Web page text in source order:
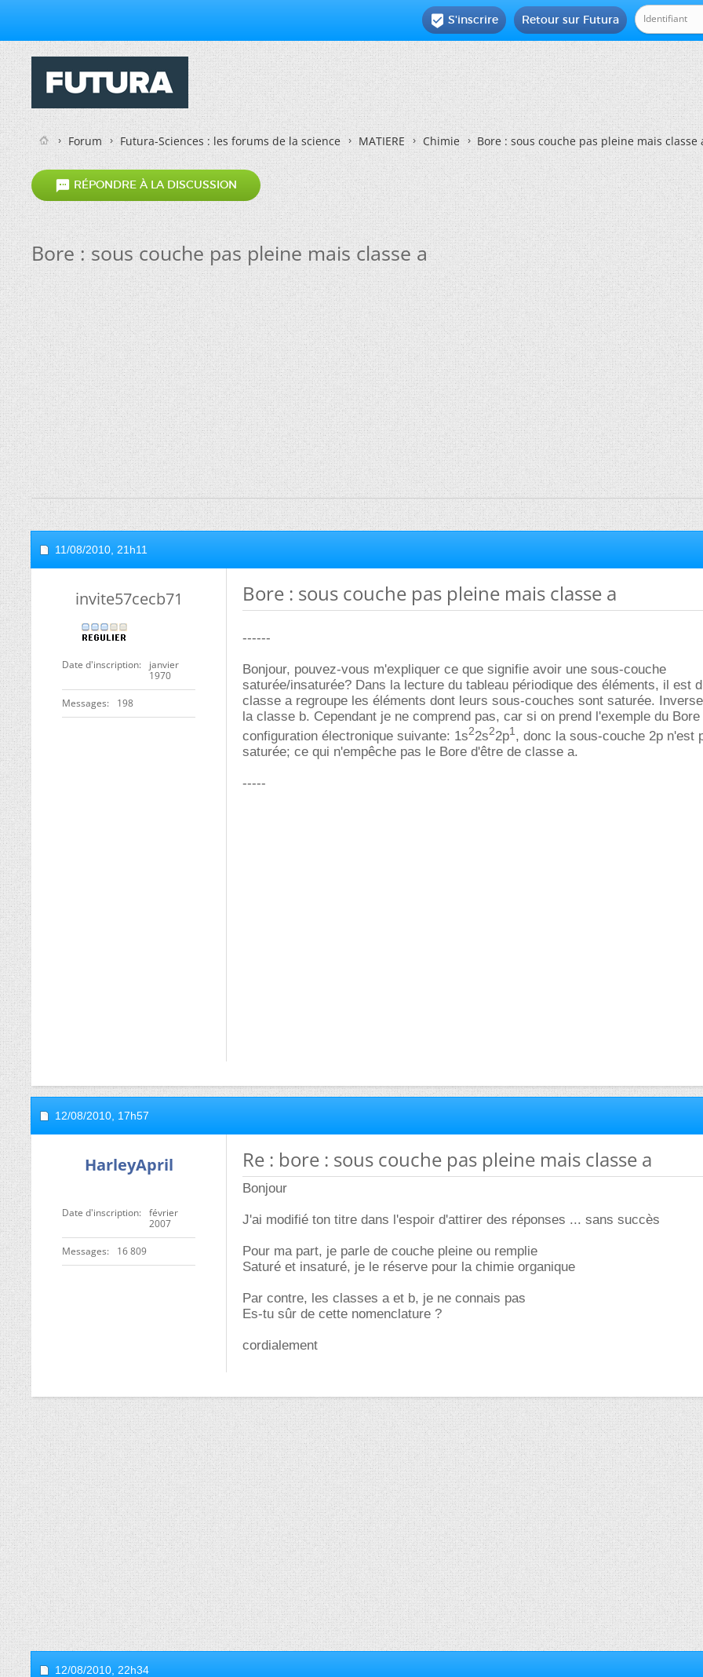
Retour sur Futura
 S'inscrire
Forum Futura-Sciences : les forums de la science MATIERE Chimie Bore : sous couche pas pleine mais classe
 RÉPONDRE À LA DISCUSSION
Bore : sous couche pas pleine mais classe a
11/08/2010, 21h11
invite57cecb71
Date d'inscription
janvier
1970
Messages 198
Bore : sous couche pas pleine mais classe a
------
Bonjour, pouvez-vous m'expliquer ce que signifie avoir une sous-couche
saturée/insaturée? Dans la lecture du tableau périodique des éléments, il est
classe a regroupe les éléments dont leurs sous-couches sont saturée.
la classe b. Cependant je ne comprend pas, car si on prend l'exemple du
configuration électronique suivante: 1s22s22p1 , donc la sous-couche 2p n'est
saturée; ce qui n'empêche pas le Bore d'être de classe a.
-----
12/08/2010, 17h57
HarleyApril
Date d'inscription
février
2007
Messages 16 809
Re : bore : sous couche pas pleine mais classe a
Bonjour
J'ai modifié ton titre dans l'espoir d'attirer des réponses ... sans succès
Pour ma part, je parle de couche pleine ou remplie
Saturé et insaturé, je le réserve pour la chimie organique
Par contre, les classes a et b, je ne connais pas
Es-tu sûr de cette nomenclature ?
cordialement
12/08/2010, 22h34